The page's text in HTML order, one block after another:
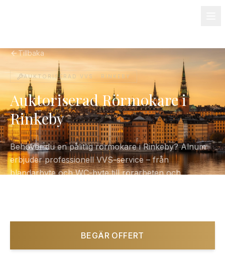
Tillbaka
AUKTORISERAD VVS · RINKEBY
Auktoriserad Rörmokare i
Rinkeby
Behöver du en pålitlig rörmokare i Rinkeby? Alnum
erbjuder professionell VVS-service – från
blandarbyte och WC-byte till rörarbeten och
BEGÄR OFFERT